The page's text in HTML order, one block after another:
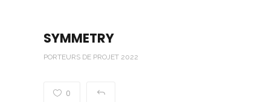
SYMMETRY
PORTEURS DE PROJET 2022
0